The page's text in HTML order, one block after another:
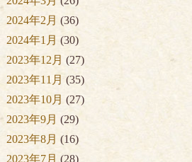
2024年2月 (36)
2024年1月 (30)
2023年12月 (27)
2023年11月 (35)
2023年10月 (27)
2023年9月 (29)
2023年8月 (16)
2023年7月 (28)